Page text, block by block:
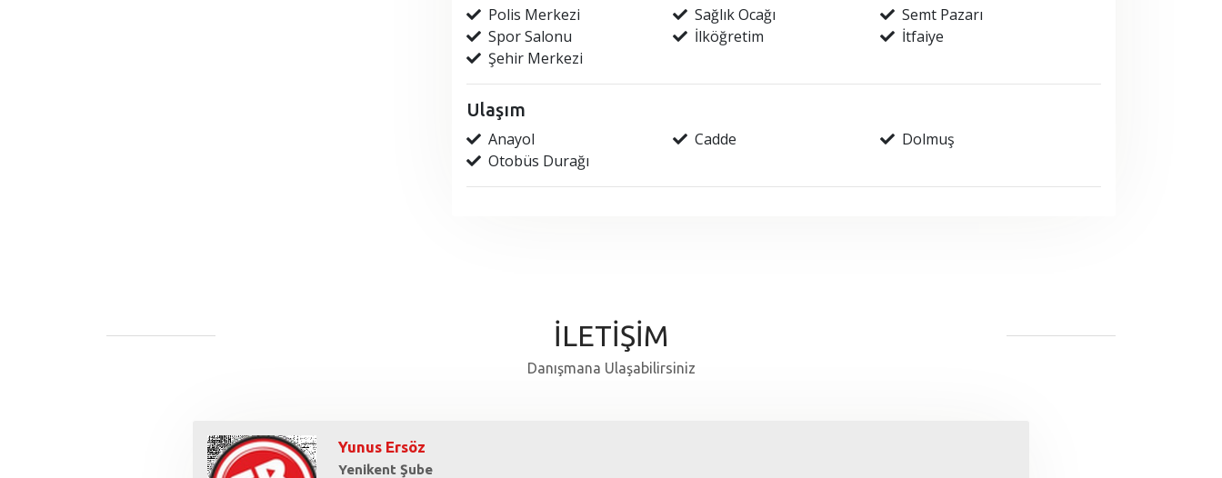
Polis Merkezi
Sağlık Ocağı
Semt Pazarı
Spor Salonu
İlköğretim
İtfaiye
Şehir Merkezi
Ulaşım
Anayol Cadde
Dolmuş
Otobüs Durağı
İLETİŞİM
Danışmana Ulaşabilirsiniz
Yunus Ersöz
Yenikent Şube